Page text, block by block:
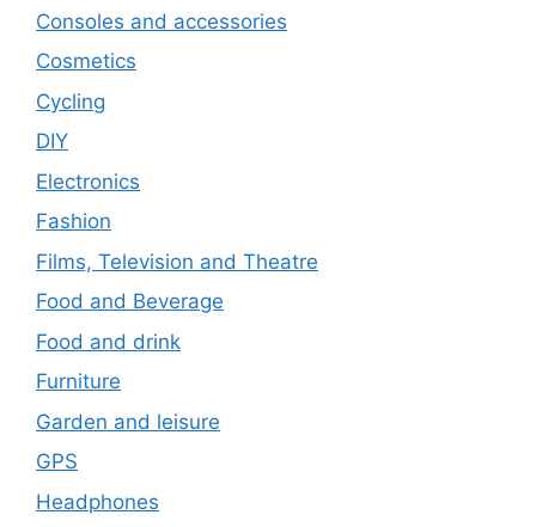
Consoles and accessories
Cosmetics
Cycling
DIY
Electronics
Fashion
Films, Television and Theatre
Food and Beverage
Food and drink
Furniture
Garden and leisure
GPS
Headphones